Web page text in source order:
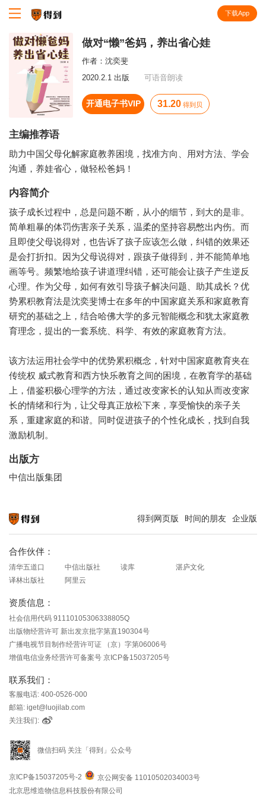
下载App
做对“懒”爸妈，养出省心娃
作者： 沈奕斐
2020.2.1 出版
可语音朗读
开通电子书VIP 31.20 得到贝
主编推荐语
助力中国父母化解家庭教养困境，找准方向、用对方法、学会
沟通，养娃省心，做轻松爸妈！
内容简介
孩子成长过程中，总是问题不断，从小的细节，到大的是非。
简单粗暴的体罚伤害亲子关系，温柔的坚持容易憋出内伤。而
且即使父母说得对，也告诉了孩子应该怎么做，纠错的效果还
是会打折扣。因为父母说得对，跟孩子做得到，并不能简单地
画等号。频繁地给孩子讲道理纠错，还可能会让孩子产生逆反
心理。作为父母，如何有效引导孩子解决问题、助其成长？优
势累积教育法是沈奕斐博士在多年的中国家庭关系和家庭教育
研究的基础之上，结合哈佛大学的多元智能概念和犹太家庭教
育理念，提出的一套系统、科学、有效的家庭教育方法。
该方法运用社会学中的优势累积概念，针对中国家庭教育夹在
传统权 威式教育和西方快乐教育之间的困境，在教育学的基础
上，借鉴积极心理学的方法，通过改变家长的认知从而改变家
长的情绪和行为，让父母真正放松下来，享受愉快的亲子关
系，重建家庭的和谐。同时促进孩子的个性化成长，找到自我
激励机制。
出版方
中信出版集团
得到网页版 时间的朋友 企业版
合作伙伴：
清华五道口 中信出版社 读库
湛庐文化
译林出版社
阿里云
资质信息：
社会信用代码 91110105306338805Q
出版物经营许可 新出发京批字第直190304号
广播电视节目制作经营许可证 （京）字第06006号
增值电信业务经营许可备案号 京ICP备15037205号
联系我们：
客服电话: 400-0526-000
邮箱: iget@luojilab.com
关注我们:
微信扫码 关注「得到」公众号
京ICP备15037205号-2
京公网安备 11010502034003号
北京思维造物信息科技股份有限公司